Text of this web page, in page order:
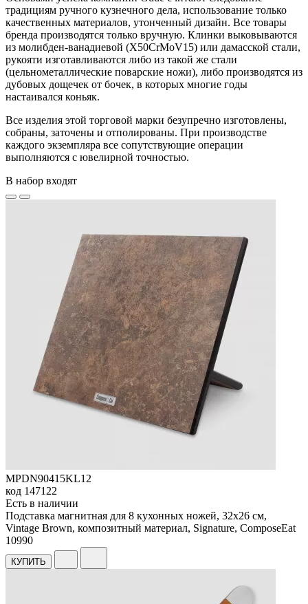
традициям ручного кузнечного дела, использование только
качественных материалов, утонченный дизайн. Все товары
бренда производятся только вручную. Клинки выковываются
из молибден-ванадиевой (X50CrMoV15) или дамасской стали,
рукояти изготавливаются либо из такой же стали
(цельнометаллические поварские ножи), либо производятся из
дубовых дощечек от бочек, в которых многие годы
настаивался коньяк.
Все изделия этой торговой марки безупречно изготовлены,
собраны, заточены и отполированы. При производстве
каждого экземпляра все сопутствующие операции
выполняются с ювелирной точностью.
В набор входят
MPDN90415KL12
код 147122
Есть в наличии
Подставка магнитная для 8 кухонных ножей, 32х26 см,
Vintage Brown, композитный материал, Signature, ComposeEat
10990
КУПИТЬ